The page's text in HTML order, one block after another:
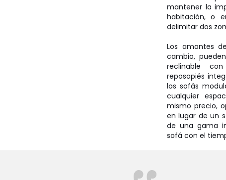
mantener la
habitación, o
delimitar dos
Los amantes
cambio,
reclinable
reposapiés
los sofás
cualquier
mismo precio,
en lugar de un
de una gama
sofá con el